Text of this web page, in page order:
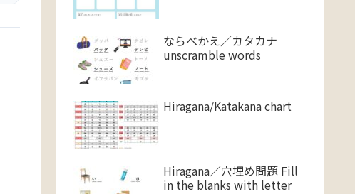
ならべかえ／カタカナ
unscramble words
Hiragana/Katakana chart
Hiragana／穴埋め問題 Fill
in the blanks with letter